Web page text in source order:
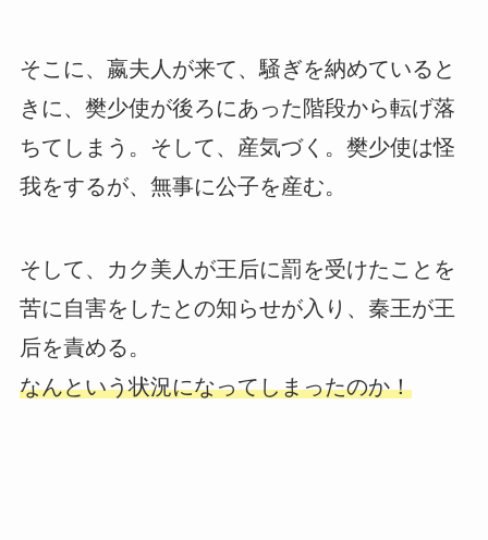
そこに、嬴夫人が来て、騒ぎを納めていると
きに、樊少使が後ろにあった階段から転げ落
ちてしまう。そして、産気づく。樊少使は怪
我をするが、無事に公子を産む。
そして、カク美人が王后に罰を受けたことを
苦に自害をしたとの知らせが入り、秦王が王
后を責める。
なんという状況になってしまったのか！